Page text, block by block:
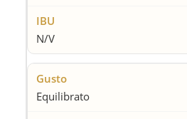
N/V
Equilibrato